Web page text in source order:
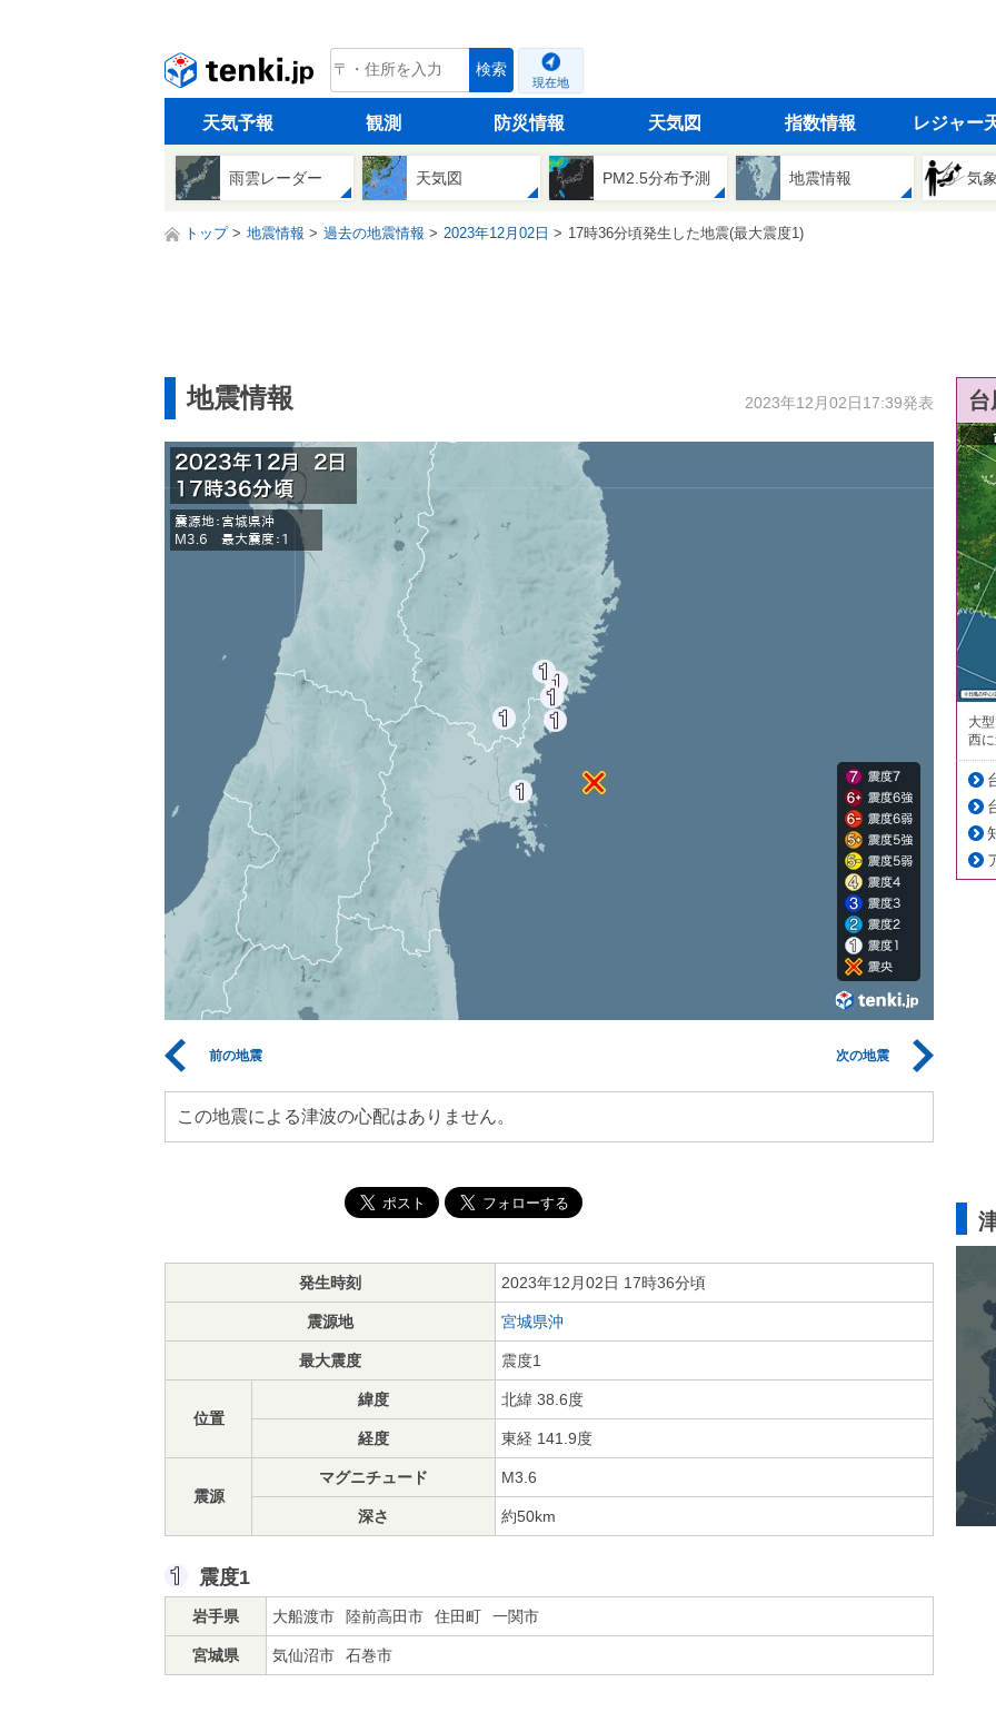
tenki.jp 検索
現在地
天気予報 観測 防災情報 天気図 指数情報 レジャー
雨雲レーダー 天気図 PM2.5分布予測 地震情報 気
トップ 地震情報 過去の地震情報 2023年12月02日 17時36分頃発生した地震(最大震度1)
地震情報 2023年12月02日17:39発表
前の地震 次の地震
この地震による津波の心配はありません。
発生時刻 2023年12月02日 17時36分頃
震源地 宮城県沖
最大震度 震度1
位置
緯度 北緯 38.6度
経度 東経 141.9度
震源
マグニチュード M3.6
深さ 約50km
震度1
岩手県 大船渡市 陸前高田市 住田町 一関市
宮城県 気仙沼市 石巻市
大
西